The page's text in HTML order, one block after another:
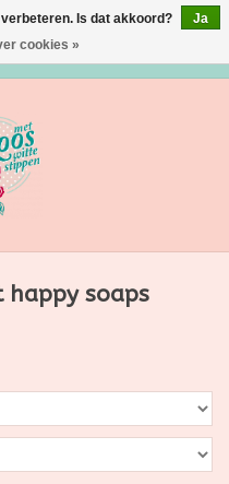
happy soaps
Is dat akkoord?
Ja
cookies »